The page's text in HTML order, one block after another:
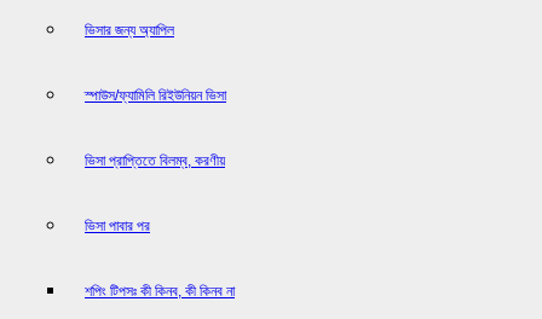
ভিসার জন্য অ্যাপিল
স্পাউস/ফ্যামিলি রিইউনিয়ন ভিসা
ভিসা প্রাপ্তিতে বিলম্ব, করণীয়
ভিসা পাবার পর
শপিং টিপসঃ কী কিনব, কী কিনব না